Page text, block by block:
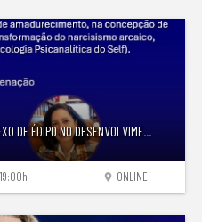
DE ÉDIPO NO DESENVOLVIME...
location_on ONLINE
19:00h